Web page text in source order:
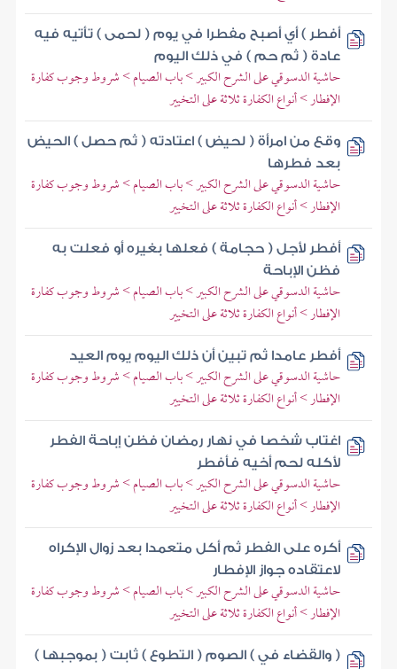
أفطر ) أي أصبح مفطرا في يوم ( لحمى ) تأتيه فيه
عادة ( ثم حم ) في ذلك اليوم
حاشية الدسوقي على الشرح الكبير > باب الصيام > شروط وجوب كفارة
الإفطار > أنواع الكفارة ثلاثة على التخيير
وقع من امرأة ( لحيض ) اعتادته ( ثم حصل ) الحيض
بعد فطرها
حاشية الدسوقي على الشرح الكبير > باب الصيام > شروط وجوب كفارة
الإفطار > أنواع الكفارة ثلاثة على التخيير
أفطر لأجل ( حجامة ) فعلها بغيره أو فعلت به
فظن الإباحة
حاشية الدسوقي على الشرح الكبير > باب الصيام > شروط وجوب كفارة
الإفطار > أنواع الكفارة ثلاثة على التخيير
أفطر عامدا ثم تبين أن ذلك اليوم يوم العيد
حاشية الدسوقي على الشرح الكبير > باب الصيام > شروط وجوب كفارة
الإفطار > أنواع الكفارة ثلاثة على التخيير
اغتاب شخصا في نهار رمضان فظن إباحة الفطر
لأكله لحم أخيه فأفطر
حاشية الدسوقي على الشرح الكبير > باب الصيام > شروط وجوب كفارة
الإفطار > أنواع الكفارة ثلاثة على التخيير
أكره على الفطر ثم أكل متعمدا بعد زوال الإكراه
لاعتقاده جواز الإفطار
حاشية الدسوقي على الشرح الكبير > باب الصيام > شروط وجوب كفارة
الإفطار > أنواع الكفارة ثلاثة على التخيير
( والقضاء في ) الصوم ( التطوع ) ثابت ( بموجبها )